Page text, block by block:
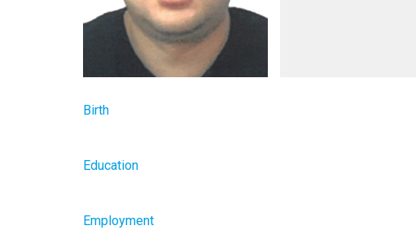
Birth
Education
Employment